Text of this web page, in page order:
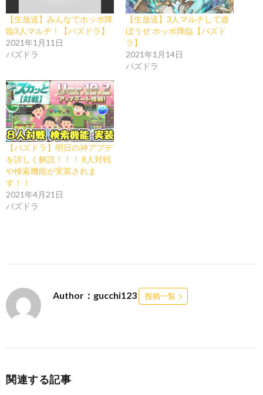
【生放送】みんなでホッポ降
臨3人マルチ！【パズドラ】
2021年1月11日
パズドラ
【生放送】3人マルチして遊
ぼうぜ ホッポ降臨【パズド
ラ】
2021年1月14日
パズドラ
【パズドラ】明日の神アプデ
を詳しく解説！！！ 8人対戦
や検索機能が実装されま
す！！
2021年4月21日
パズドラ
Author：gucchi123 投稿一覧
関連する記事